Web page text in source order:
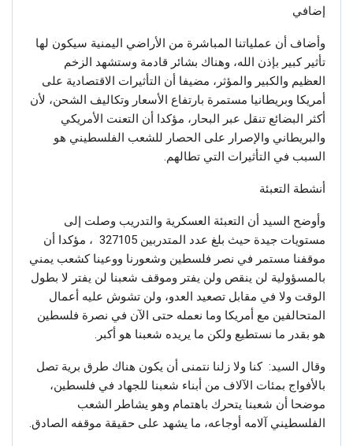
إضافي
وأضاف أن عملياتنا المباشرة من الأراضي اليمنية سيكون لها
تأثير كبير بإذن الله، وهناك بشائر قادمة وستشهد الزخم
العظيم والكبير والمؤثر، مضيفا أن التأثيرات الاقتصادية على
أمريكا وبريطانيا مستمرة بارتفاع الأسعار وتكاليف الشحن، لأن
أكثر البضائع تنقل عبر البحار، مؤكدا أن التعنت الأمريكي
والبريطاني والإصرار على الحصار للشعب الفلسطيني هو
السبب في التأثيرات التي تطالهم.
أنشطة التعبئة
وأوضح السيد أن التعبئة العسكرية والتدريب وصلت إلى
مستويات جيدة حيث بلغ عدد المتدربين 327105 ، مؤكدا أن
موقفنا مستمر في نصر فلسطين وشعورنا ووعينا كشعب يمني
بالمسؤولية لن ينقص ولن يفتر وموقف شعبنا لن يفتر لا بطول
الوقت ولا في مقابل تصعيد العدو، ولن تشوش عليه أعمال
المتحالفين مع أمريكا وما نعمله حتى الآن في نصرة فلسطين
هو بقدر ما نستطيع ولكن ما يريده شعبنا هو أكبر.
وقال السيد: كنا ولا زلنا نتمنى أن يكون هناك طرق برية تصل
بالأفواج بمئات الآلاف من أبناء شعبنا للجهاد في فلسطين،
موضحا أن شعبنا يتحرك باهتمام وهو يشاطر الشعب
الفلسطيني آلامه أوجاعه، ما يشهد على حقيقة موقفه الصادق.